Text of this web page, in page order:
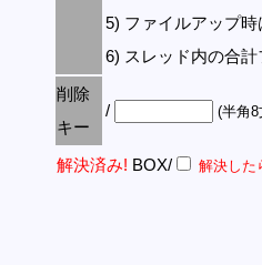
5) ファイルアップ
6) スレッド内の合
削除
キー
/ (半角8
解決済み! BOX/ 解決した